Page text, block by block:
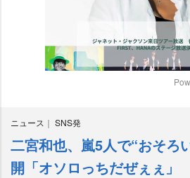
ニュース SNS発
二宮和也、嵐5人で“おそろ
開「オソロっちだぜぇぇ」